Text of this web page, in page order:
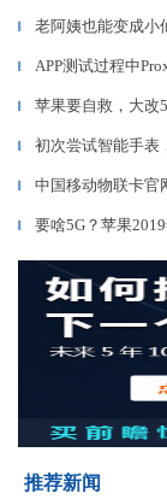
▎ 老阿姨也能变成小
▎ APP测试过程中
▎ 苹果要自救，大改
▎ 初次尝试智能手表
▎ 中国移动物联卡官
▎ 要啥5G？苹果
推荐新闻